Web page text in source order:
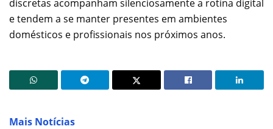
discretas acompanham silenciosamente a rotina digital
e tendem a se manter presentes em ambientes
domésticos e profissionais nos próximos anos.
Mais Notícias